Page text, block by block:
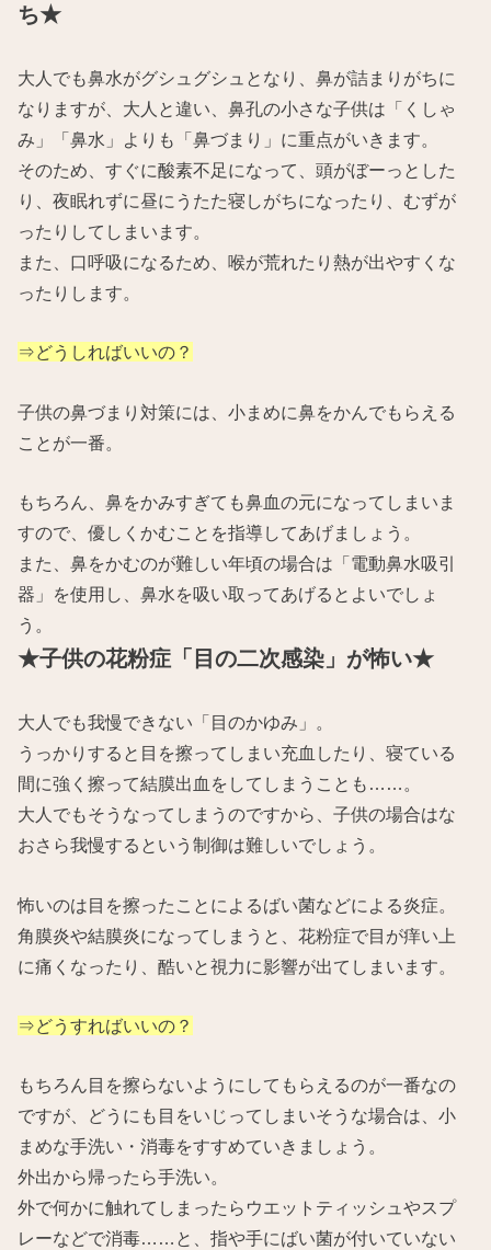
ち★
大人でも鼻水がグシュグシュとなり、鼻が詰まりがちに
なりますが、大人と違い、鼻孔の小さな子供は「くしゃ
み」「鼻水」よりも「鼻づまり」に重点がいきます。
そのため、すぐに酸素不足になって、頭がぼーっとした
り、夜眠れずに昼にうたた寝しがちになったり、むずが
ったりしてしまいます。
また、口呼吸になるため、喉が荒れたり熱が出やすくな
ったりします。
⇒どうしればいいの？
子供の鼻づまり対策には、小まめに鼻をかんでもらえる
ことが一番。
もちろん、鼻をかみすぎても鼻血の元になってしまいま
すので、優しくかむことを指導してあげましょう。
また、鼻をかむのが難しい年頃の場合は「電動鼻水吸引
器」を使用し、鼻水を吸い取ってあげるとよいでしょ
う。
★子供の花粉症「目の二次感染」が怖い★
大人でも我慢できない「目のかゆみ」。
うっかりすると目を擦ってしまい充血したり、寝ている
間に強く擦って結膜出血をしてしまうことも……。
大人でもそうなってしまうのですから、子供の場合はな
おさら我慢するという制御は難しいでしょう。
怖いのは目を擦ったことによるばい菌などによる炎症。
角膜炎や結膜炎になってしまうと、花粉症で目が痒い上
に痛くなったり、酷いと視力に影響が出てしまいます。
⇒どうすればいいの？
もちろん目を擦らないようにしてもらえるのが一番なの
ですが、どうにも目をいじってしまいそうな場合は、小
まめな手洗い・消毒をすすめていきましょう。
外出から帰ったら手洗い。
外で何かに触れてしまったらウエットティッシュやスプ
レーなどで消毒……と、指や手にばい菌が付いていない